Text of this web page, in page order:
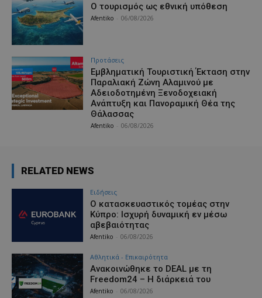
Ο τουρισμός ως εθνική υπόθεση
Afentiko 06/08/2026
Προτάσεις
Εμβληματική Τουριστική Έκταση στην
Παραλιακή Ζώνη Αλαμινού με
Αδειοδοτημένη Ξενοδοχειακή
Ανάπτυξη και Πανοραμική Θέα της
Θάλασσας
Afentiko 06/08/2026
RELATED NEWS
Ειδήσεις
Ο κατασκευαστικός τομέας στην
Κύπρο: Ισχυρή δυναμική εν μέσω
αβεβαιότητας
Afentiko 06/08/2026
Αθλητικά - Επικαιρότητα
Ανακοινώθηκε το DEAL με τη
Freedom24 – Η διάρκειά του
Afentiko 06/08/2026